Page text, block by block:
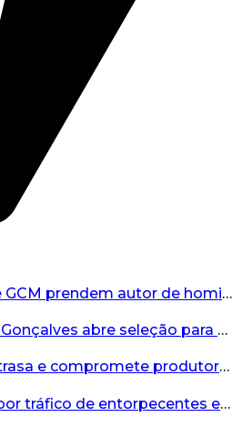
Polícia Civil, Brigada e GCM prendem autor de homicídio em Bento Gonçalves...
Canarinhos de Bento Gonçalves abre seleção para novos integrantes...
Pagamento da uva atrasa e compromete produtores...
Menor é apreendido por tráfico de entorpecentes em Veranópolis...